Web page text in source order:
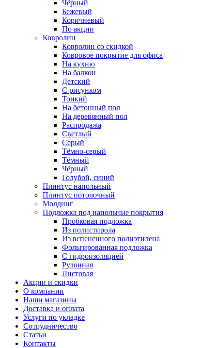
Чёрный
Бежевый
Коричневый
По акции
Ковролин
Ковролин со скидкой
Ковровое покрытие для офиса
На кухню
На балкон
Детский
С рисунком
Тонкий
На бетонный пол
На деревянный пол
Распродажа
Светлый
Серый
Тёмно-серый
Тёмный
Чёрный
Голубой, синий
Плинтус напольный
Плинтус потолочный
Молдинг
Подложка под напольные покрытия
Пробковая подложка
Из полистирола
Из вспененного полиэтилена
Фольгированная подложка
С гидроизоляцией
Рулонная
Листовая
Акции и скидки
О компании
Наши магазины
Доставка и оплата
Услуги по укладке
Сотрудничество
Статьи
Контакты